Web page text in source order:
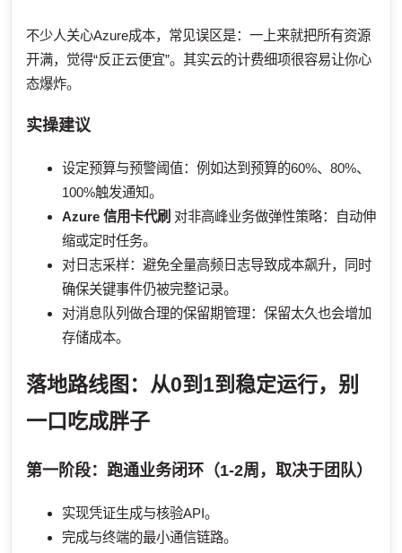
不少人关心Azure成本，常见误区是：一上来就把所有资源
开满，觉得“反正云便宜”。其实云的计费细项很容易让你心
态爆炸。
实操建议
设定预算与预警阈值：例如达到预算的60%、80%、
100%触发通知。
Azure 信用卡代刷 对非高峰业务做弹性策略：自动伸
缩或定时任务。
对日志采样：避免全量高频日志导致成本飙升，同时
确保关键事件仍被完整记录。
对消息队列做合理的保留期管理：保留太久也会增加
存储成本。
落地路线图：从0到1到稳定运行，别
一口吃成胖子
第一阶段：跑通业务闭环（1-2周，取决于团队）
实现凭证生成与核验API。
完成与终端的最小通信链路。